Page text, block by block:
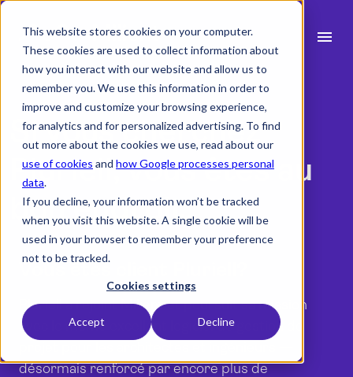
This website stores cookies on your computer.
These cookies are used to collect information about
how you interact with our website and allow us to
remember you. We use this information in order to
improve and customize your browsing experience,
for analytics and for personalized advertising. To find
out more about the cookies we use, read about our
use of cookies and how Google processes personal
data.
If you decline, your information won’t be tracked
when you visit this website. A single cookie will be
used in your browser to remember your preference
not to be tracked.
Cookies settings
Accept Decline
menu
Fonctionnalités
Secteurs
Ressources
Intégrations
search
English
Démo
Si vous cherchez
Pluriell, vous êtes au
bon endroit.
Vous êtes client Pluriell?
Pluriell a rejoint Milient et poursuit sa mission
avec le même excellent logiciel de gestion de
désormais renforcé par encore plus de